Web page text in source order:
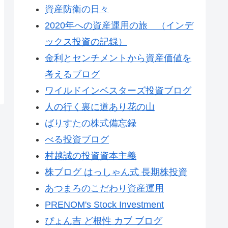
資産防衛の日々
2020年への資産運用の旅 （インデ
ックス投資の記録）
金利とセンチメントから資産価値を
考えるブログ
ワイルドインベスターズ投資ブログ
人の行く裏に道あり花の山
ばりすたの株式備忘録
べる投資ブログ
村越誠の投資資本主義
株ブログ はっしゃん式 長期株投資
あつまろのこだわり資産運用
PRENOM's Stock Investment
ぴょん吉 ど根性 カブ ブログ